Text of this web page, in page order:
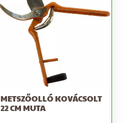
METSZŐOLLÓ KOVÁCSOLT
22 CM MUTA